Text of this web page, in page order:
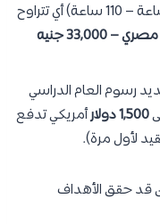
(غالبًا ما تتراوح مدة الدراسة بين 100 ساعة – 110 ساعة) أي تتراوح
30,000 جنيه مصري – 33,000 جنيه
رسوم العام الدراسي
1,500 دولار
أمريكي تدفع
لأول مرة).
قد حقق الأهداف